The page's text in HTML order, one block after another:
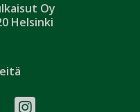
Oy
Helsinki